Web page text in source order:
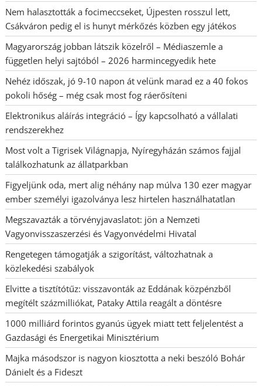
Nem halasztották a focimeccseket, Újpesten rosszul lett,
Csákváron pedig el is hunyt mérkőzés közben egy játékos
Magyarország jobban látszik közelről – Médiaszemle a
független helyi sajtóból – 2026 harmincegyedik hete
Nehéz időszak, jó 9-10 napon át velünk marad ez a 40 fokos
pokoli hőség – még csak most fog ráerősíteni
Elektronikus aláírás integráció – Így kapcsolható a vállalati
rendszerekhez
Most volt a Tigrisek Világnapja, Nyíregyházán számos fajjal
találkozhatunk az állatparkban
Figyeljünk oda, mert alig néhány nap múlva 130 ezer magyar
ember személyi igazolványa lesz hirtelen használhatatlan
Megszavazták a törvényjavaslatot: jön a Nemzeti
Vagyonvisszaszerzési és Vagyonvédelmi Hivatal
Rengetegen támogatják a szigorítást, változhatnak a
közlekedési szabályok
Elvitte a tisztítótűz: visszavonták az Eddának közpénzből
megítélt százmilliókat, Pataky Attila reagált a döntésre
1000 milliárd forintos gyanús ügyek miatt tett feljelentést a
Gazdasági és Energetikai Minisztérium
Majka másodszor is nagyon kiosztotta a neki beszóló Bohár
Dánielt és a Fideszt